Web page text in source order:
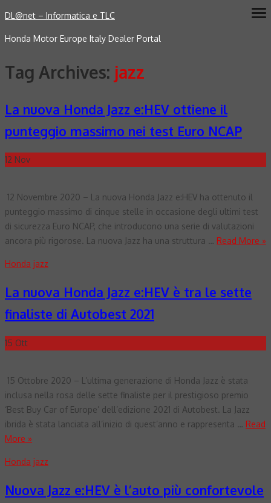
Skip
content
DL@net – Informatica e TLC
Honda Motor Europe Italy Dealer Portal
Tag Archives: jazz
La nuova Honda Jazz e:HEV ottiene il
punteggio massimo nei test Euro NCAP
12 Nov
12 Novembre 2020 – La nuova Honda Jazz e:HEV ha ottenuto il
punteggio massimo di cinque stelle in occasione degli ultimi test
di sicurezza Euro NCAP, che introducono una serie di valutazioni
ancora più rigorose. La nuova Jazz ha una struttura … Read More »
Honda jazz
La nuova Honda Jazz e:HEV è tra le sette
finaliste di Autobest 2021
15 Ott
15 Ottobre 2020 – L’ultima generazione di Honda Jazz è stata
inclusa nella rosa delle sette finaliste per il prestigioso premio
‘Best Buy Car of Europe’ dell’edizione 2021 di Autobest. La Jazz
ibrida è stata lanciata all’inizio di quest’anno e rappresenta … Read
More »
Honda jazz
Nuova Jazz e:HEV è l’auto più confortevole